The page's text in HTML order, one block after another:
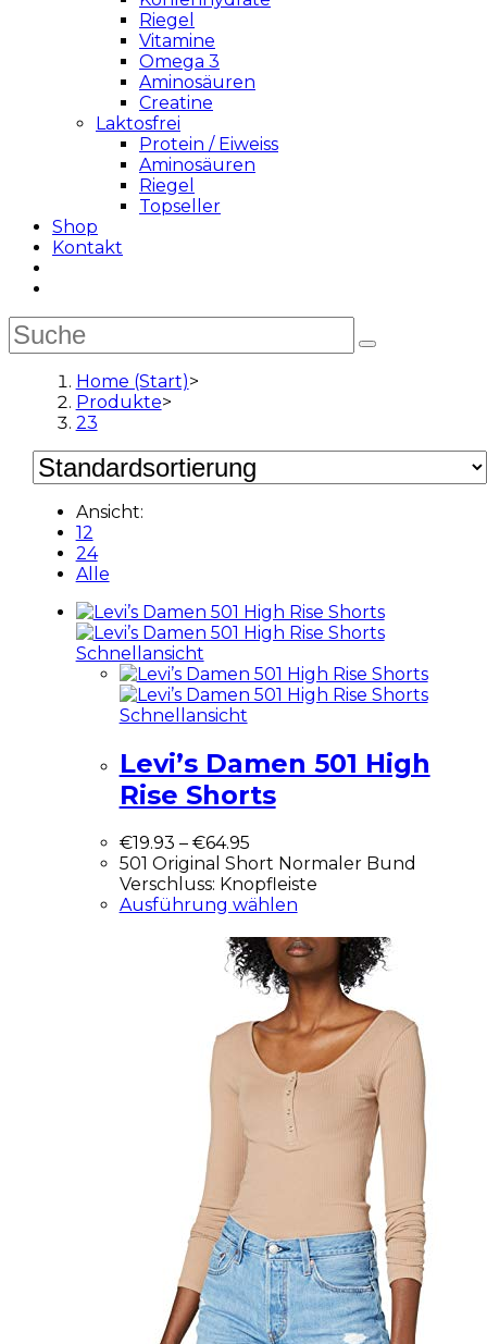
Riegel
Vitamine
Omega 3
Aminosäuren
Creatine
Laktosfrei
Protein / Eiweiss
Aminosäuren
Riegel
Topseller
Shop
Kontakt
Home (Start)>
Produkte>
23
Ansicht:
12
24
Alle
Schnellansicht
Schnellansicht
Levi’s Damen 501 High
Rise Shorts
€19.93 – €64.95
501 Original Short Normaler Bund
Verschluss: Knopfleiste
Ausführung wählen